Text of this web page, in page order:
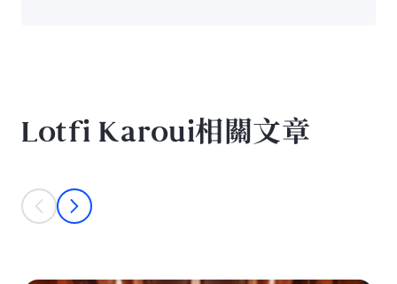
特徵
在差
異
域
具
投
Lotfi Karoui相關文章
This is a carousel with individual cards. Use the previous and next
prev
next